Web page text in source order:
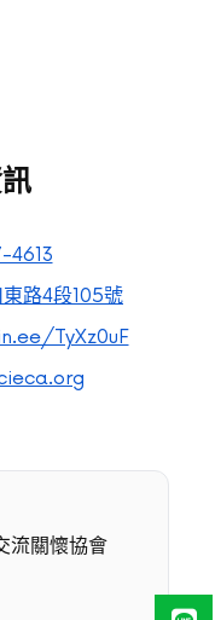
4613
路4段105號
TyXz0uF
流關懷協會